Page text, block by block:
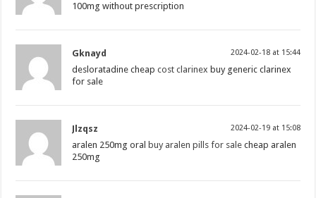
100mg without prescription
Gknayd 2024-02-18 at 15:44
desloratadine cheapcost clarinex buy generic clarinex
for sale
Jlzqsz 2024-02-19 at 15:08
aralen 250mg oral buy aralen pills for sale cheap aralen
250mg